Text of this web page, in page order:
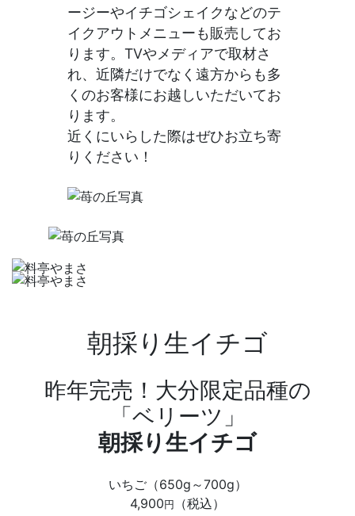
ージーやイチゴシェイクなどのテ
イクアウトメニューも販売してお
ります。TVやメディアで取材さ
れ、近隣だけでなく遠方からも多
くのお客様にお越しいただいてお
ります。
近くにいらした際はぜひお立ち寄
りください！
朝採り生イチゴ
昨年完売！大分限定品種の
「ベリーツ」
朝採り生イチゴ
いちご（650g～700g）
4,900 円 （税込）